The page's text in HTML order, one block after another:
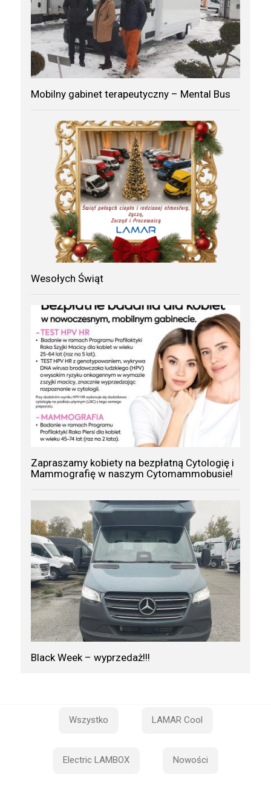
Mobilny gabinet terapeutyczny – Mental Bus
Wesołych Świąt
Zapraszamy kobiety na bezpłatną Cytologię i
Mammografię w naszym Cytomammobusie!
Black Week – wyprzedaż!!!
Wszystko LAMAR Cool
Electric LAMBOX Nowości